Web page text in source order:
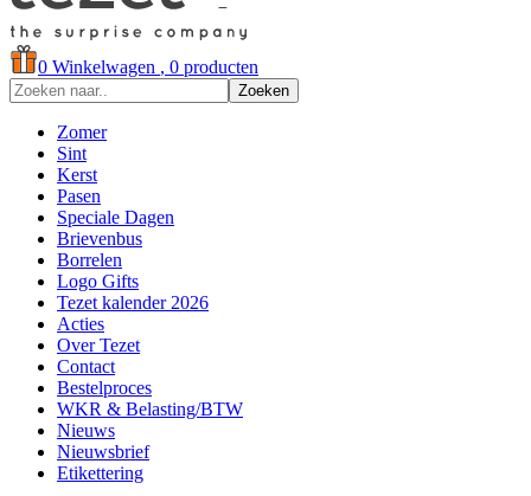
0 Winkelwagen , 0 producten
Zoeken
Zomer
Sint
Kerst
Pasen
Speciale Dagen
Brievenbus
Borrelen
Logo Gifts
Tezet kalender 2026
Acties
Over Tezet
Contact
Bestelproces
WKR & Belasting/BTW
Nieuws
Nieuwsbrief
Etikettering